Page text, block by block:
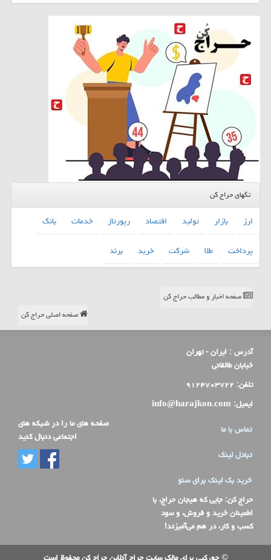
تگهای حراج کن
ارز بازار تولید اقتصاد رپورتاژ خدمات
بانك
پرداخت
طلا شركت خرید برند
صفحه اخبار و مطالب حراج کن
صفحه اصلی حراج کن
آدرس : ایران - تهران
خیابان طالقانی
تلفن: ۹۱۲۴۷۰۳۷۲۲
ایمیل: info@harajkon.com
تماس با ما
تبادل لینک
خرید بک لینک برای سئو
حراج کن: جایی که هیجان حراج، با
اطمینان خرید و فروش، و سود
کسب و کار، در هم می‌آمیزند!
صفحه های ما را در شبکه های
اجتماعی دنبال کنید